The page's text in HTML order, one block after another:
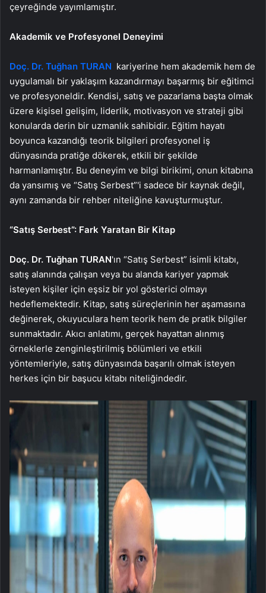
çeyreğinde yayımlamıştır.
Akademik ve Profesyonel Deneyimi
Doç. Dr. Tuğhan TURAN kariyerine hem akademik hem de
uygulamalı bir yaklaşım kazandırmayı başarmış bir eğitimci
ve profesyoneldir. Kendisi, satış ve pazarlama başta olmak
üzere kişisel gelişim, liderlik, motivasyon ve strateji gibi
konularda derin bir uzmanlık sahibidir. Eğitim hayatı
boyunca kazandığı teorik bilgileri profesyonel iş
dünyasında pratiğe dökerek, etkili bir şekilde
harmanlamıştır. Bu deneyim ve bilgi birikimi, onun kitabına
da yansımış ve “Satış Serbest”'i sadece bir kaynak değil,
aynı zamanda bir rehber niteliğine kavuşturmuştur.
“Satış Serbest”: Fark Yaratan Bir Kitap
Doç. Dr. Tuğhan TURAN'ın “Satış Serbest” isimli kitabı,
satış alanında çalışan veya bu alanda kariyer yapmak
isteyen kişiler için eşsiz bir yol gösterici olmayı
hedeflemektedir. Kitap, satış süreçlerinin her aşamasına
değinerek, okuyuculara hem teorik hem de pratik bilgiler
sunmaktadır. Akıcı anlatımı, gerçek hayattan alınmış
örneklerle zenginleştirilmiş bölümleri ve etkili
yöntemleriyle, satış dünyasında başarılı olmak isteyen
herkes için bir başucu kitabı niteliğindedir.